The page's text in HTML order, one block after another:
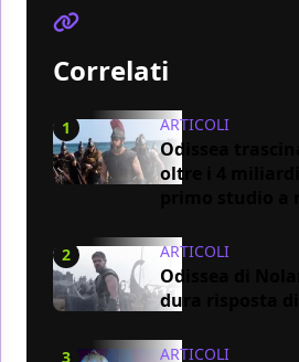
Correlati
1 ARTICOLI
Odissea
oltre i 4 miliardi
2 ARTICOLI
Odissea di
dura risposta di
3 ARTICOLI